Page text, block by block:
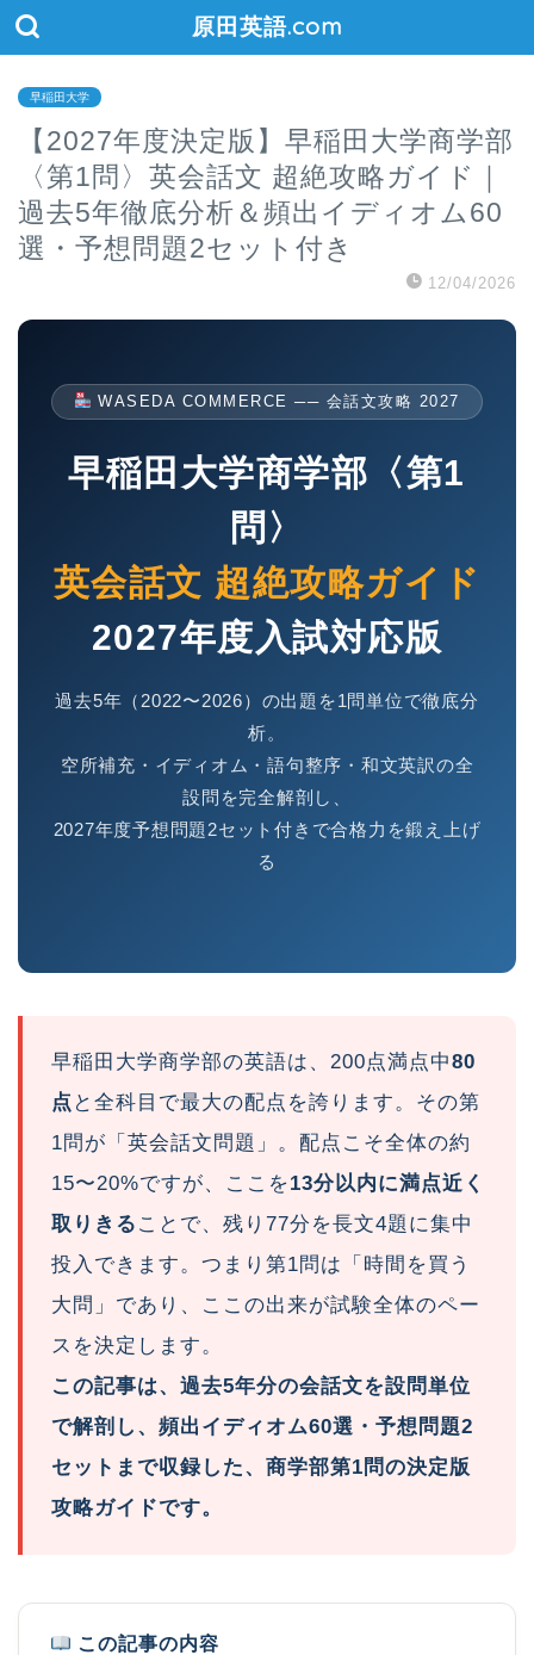
原田英語.com
早稲田大学
【2027年度決定版】早稲田大学商学部
〈第1問〉英会話文 超絶攻略ガイド｜
過去5年徹底分析＆頻出イディオム60
選・予想問題2セット付き
12/04/2026
WASEDA COMMERCE ── 会話文攻略 2027
早稲田大学商学部〈第1
問〉
英会話文 超絶攻略ガイド
2027年度入試対応版
過去5年（2022〜2026）の出題を1問単位で徹底分
析。
空所補充・イディオム・語句整序・和文英訳の全
設問を完全解剖し、
2027年度予想問題2セット付きで合格力を鍛え上げ
る
早稲田大学商学部の英語は、200点満点中80
点 と全科目で最大の配点を誇ります。その第
1問が「英会話文問題」。配点こそ全体の約
15〜20%ですが、ここを13分以内に満点近く
取りきる ことで、残り77分を長文4題に集中
投入できます。つまり第1問は「時間を買う
大問」であり、ここの出来が試験全体のペー
スを決定します。
この記事は、過去5年分の会話文を設問単位
で解剖し、頻出イディオム60選・予想問題2
セットまで収録した、商学部第1問の決定版
攻略ガイドです。
この記事の内容